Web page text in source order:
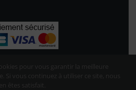
pour vous garantir la meilleure
Si vous continuez à utiliser ce site, nous
êtes satisfait.